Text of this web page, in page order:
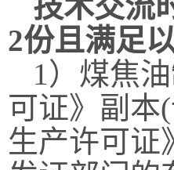
2份且满足
1）煤焦
可证》副本
生产许可证